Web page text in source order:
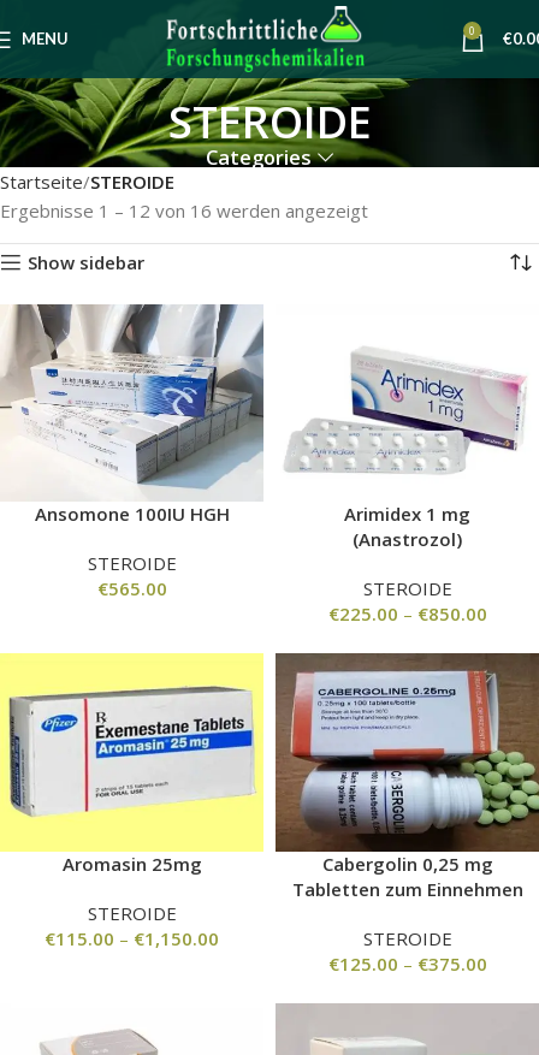
MENU 0 €
STEROIDE
Categories
Startseite STEROIDE
Ergebnisse 1 – 12 von 16 werden angezeigt
Show sidebar
Ansomone 100IU HGH
STEROIDE
€565.00
Arimidex 1 mg
(Anastrozol)
STEROIDE
€225.00 – €850.00
Aromasin 25mg
STEROIDE
€115.00 – €1,150.00
Cabergolin 0,25 mg
Tabletten zum Einnehmen
STEROIDE
€125.00 – €375.00